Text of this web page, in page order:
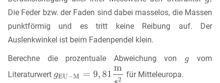
Die Feder bzw. der Faden sind dabei masselos, die Massen
punktförmig und es tritt keine Reibung auf. Der
Auslenkwinkel ist beim Fadenpendel klein.
Berechne die prozentuale Abweichung von
vom
Literaturwert
für Mitteleuropa.